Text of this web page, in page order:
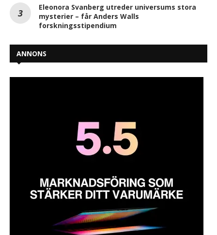
Eleonora Svanberg utreder universums stora
mysterier – får Anders Walls
forskningsstipendium
ANNONS